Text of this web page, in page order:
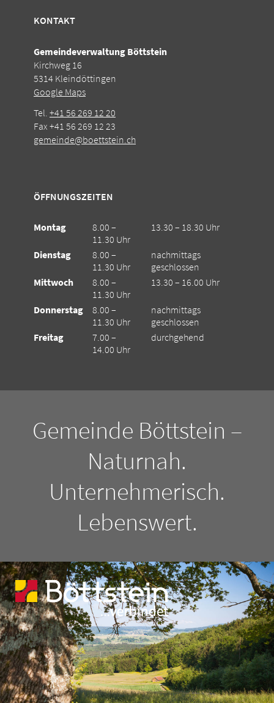
KONTAKT
Gemeindeverwaltung Böttstein
Kirchweg 16
5314 Kleindöttingen
Google Maps
Tel. +41 56 269 12 20
Fax +41 56 269 12 23
gemeinde@boettstein.ch
ÖFFNUNGSZEITEN
Montag
8.00 –
11.30 Uhr
13.30 – 18.30 Uhr
Dienstag
8.00 –
11.30 Uhr
nachmittags
geschlossen
Mittwoch
8.00 –
11.30 Uhr
13.30 – 16.00 Uhr
Donnerstag
8.00 –
11.30 Uhr
nachmittags
geschlossen
Freitag
7.00 –
14.00 Uhr
durchgehend
Gemeinde Böttstein –
Naturnah.
Unternehmerisch.
Lebenswert.